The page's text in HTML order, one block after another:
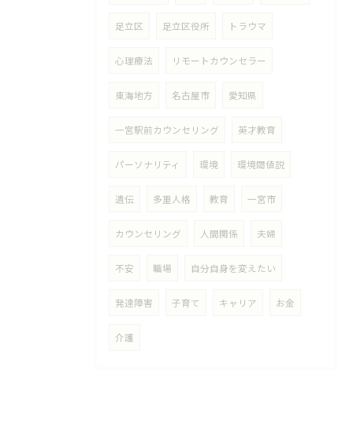
足立区 足立区役所 トラウマ
心理療法 リモートカウンセラー
東海地方 名古屋市 愛知県
一宮駅前カウンセリング 英才教育
パーソナリティ 環境 環境閾値説
遺伝 多重人格 教育 一宮市
カウンセリング 人間関係 夫婦
不安 職場 自分自身を変えたい
発達障害 子育て キャリア お金
介護